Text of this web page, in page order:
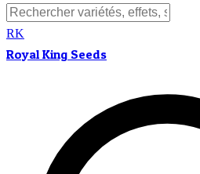
RK
Royal King Seeds